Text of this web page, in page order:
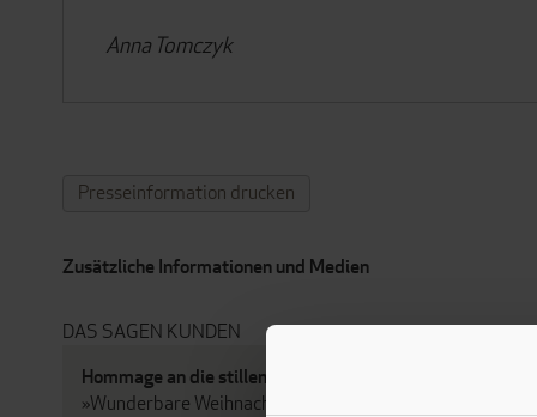
Anna Tomczyk
Presseinformation drucken
Zusätzliche Informationen und Medien
DAS SAGEN KUNDEN
Hommage an die stillen Heldinnen der Weihnacht
»Wunderbare Weihnachtsfrauen« erzählt bewegende